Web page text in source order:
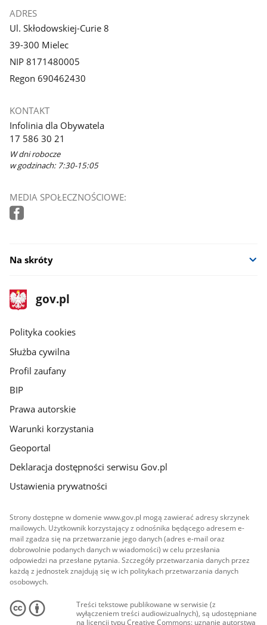
ADRES
Ul. Skłodowskiej-Curie 8
39-300 Mielec
NIP 8171480005
Regon 690462430
KONTAKT
Infolinia dla Obywatela
17 586 30 21
W dni robocze
w godzinach: 7:30-15:05
MEDIA SPOŁECZNOŚCIOWE:
Na skróty
stopka
gov.pl
Strona
gov.pl
gov.pl
Polityka cookies
Służba cywilna
Profil zaufany
BIP
Prawa autorskie
Warunki korzystania
Geoportal
Deklaracja dostępności serwisu Gov.pl
Ustawienia prywatności
Strony dostępne w domenie www.gov.pl mogą zawierać adresy skrzynek
mailowych. Użytkownik korzystający z odnośnika będącego adresem e-
mail zgadza się na przetwarzanie jego danych (adres e-mail oraz
dobrowolnie podanych danych w wiadomości) w celu przesłania
odpowiedzi na przesłane pytania. Szczegóły przetwarzania danych przez
każdą z jednostek znajdują się w ich politykach przetwarzania danych
osobowych.
Treści tekstowe publikowane w serwisie (z
wyłączeniem treści audiowizualnych), są udostępniane
na licencji typu Creative Commons: uznanie autorstwa